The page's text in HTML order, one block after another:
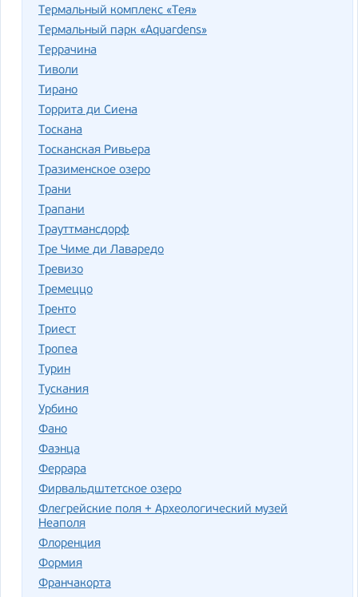
Термальный комплекс «Тея»
Термальный парк «Aquardens»
Террачина
Тиволи
Тирано
Торрита ди Сиена
Тоскана
Тосканская Ривьера
Тразименское озеро
Трани
Трапани
Трауттмансдорф
Тре Чиме ди Лаваредо
Тревизо
Тремеццо
Тренто
Триест
Тропеа
Турин
Тускания
Урбино
Фано
Фаэнца
Феррара
Фирвальдштетское озеро
Флегрейские поля + Археологический музей
Неаполя
Флоренция
Формия
Франчакорта